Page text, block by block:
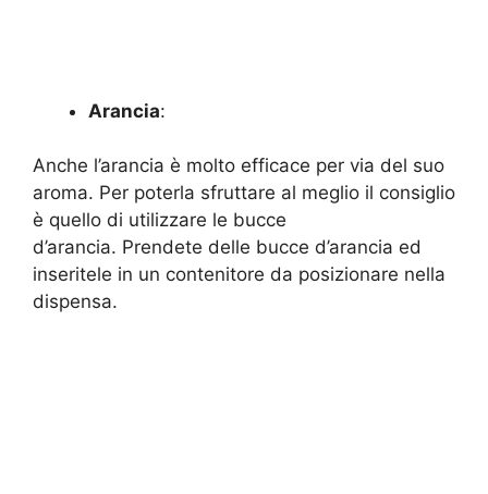
Arancia:
Anche l’arancia è molto efficace per via del suo
aroma. Per poterla sfruttare al meglio il consiglio
è quello di utilizzare le bucce
d’arancia. Prendete delle bucce d’arancia ed
inseritele in un contenitore da posizionare nella
dispensa.